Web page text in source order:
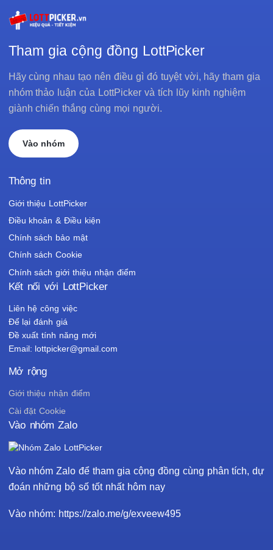
Tham gia cộng đồng LottPicker
Hãy cùng nhau tạo nên điều gì đó tuyệt vời, hãy tham gia
nhóm thảo luận của LottPicker và tích lũy kinh nghiệm
giành chiến thắng cùng mọi người.
Vào nhóm
Thông tin
Giới thiệu LottPicker
Điều khoản & Điều kiện
Chính sách bảo mật
Chính sách Cookie
Chính sách giới thiệu nhận điểm
Kết nối với LottPicker
Liên hệ công việc
Để lại đánh giá
Đề xuất tính năng mới
Email: lottpicker@gmail.com
Mở rộng
Giới thiệu nhận điểm
Cài đặt Cookie
Vào nhóm Zalo
Vào nhóm Zalo để tham gia cộng đồng cùng phân tích, dự
đoán những bộ số tốt nhất hôm nay
Vào nhóm: https://zalo.me/g/exveew495